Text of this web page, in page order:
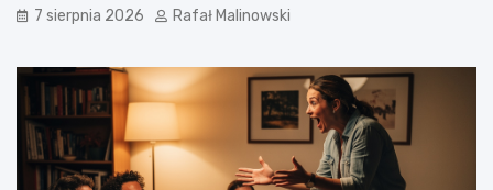
7 sierpnia 2026 Rafał Malinowski